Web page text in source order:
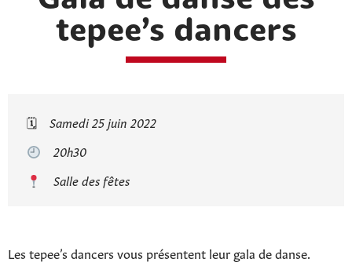
tepee’s dancers
🗓
Samedi 25 juin 2022
20h30
Salle des fêtes
Les tepee’s dancers vous présentent leur gala de danse.